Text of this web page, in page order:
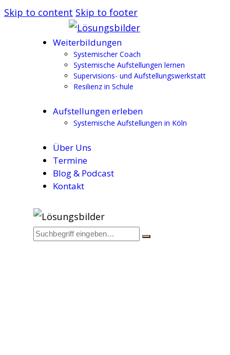
Skip to content Skip to footer
Weiterbildungen
Systemischer Coach
Systemische Aufstellungen lernen
Supervisions- und Aufstellungswerkstatt
Resilienz in Schule
Aufstellungen erleben
Systemische Aufstellungen in Köln
Über Uns
Termine
Blog & Podcast
Kontakt